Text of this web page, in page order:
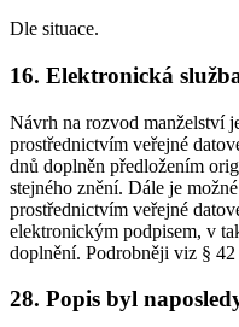
Dle situace.
16. Elektronická
Návrh na rozvod manželství
prostřednictvím veřejné
dnů doplněn předložením
stejného znění. Dále je
prostřednictvím veřejné
elektronickým podpisem, v
doplnění. Podrobněji viz § 42
28. Popis byl